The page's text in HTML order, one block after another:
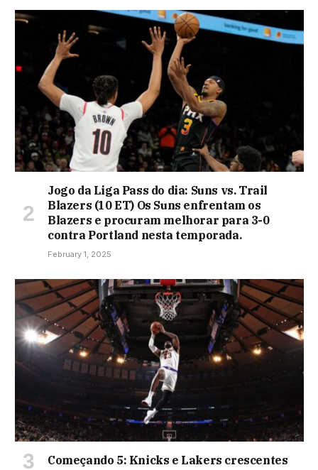
Jogo da Liga Pass do dia: Suns vs. Trail
Blazers (10 ET) Os Suns enfrentam os
Blazers e procuram melhorar para 3-0
contra Portland nesta temporada.
February 1, 2025
Começando 5: Knicks e Lakers crescentes